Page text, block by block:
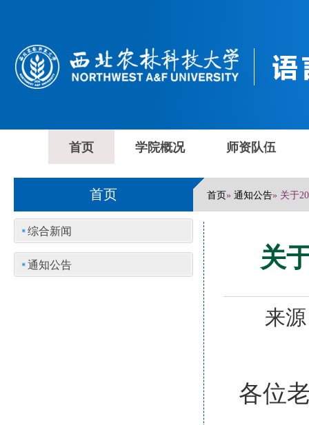
首页 学院概况 师资队伍
首页 首页» 通知公告» 关于
综合新闻
通知公告 关
来
各位